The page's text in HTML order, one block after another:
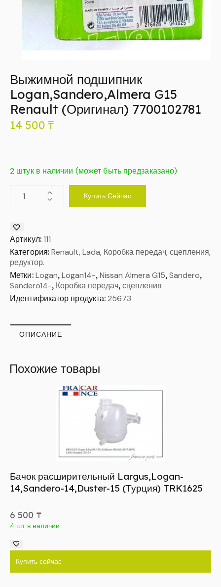
Выжимной подшипник
Logan,Sandero,Almera G15
Renault (Оригинал) 7700102781
14 500 ₸
2 штук в наличии (может быть предзаказано)
Купить Сейчас
Артикул: 111
Категория:Renault, Lada, Коробка передач, сцепления,
редуктор.
Метки: Logan, Logan14-,Nissan Almera G15,Sandero,
Sandero14-, Коробка передач,сцепления
Идентификатор продукта:25673
ОПИСАНИЕ
Похожие товары
Бачок расширительный Largus,Logan-
14,Sandero-14,Duster-15 (Турция) TRK1625
6 500 ₸
4 шт в наличии
Купить сейчас